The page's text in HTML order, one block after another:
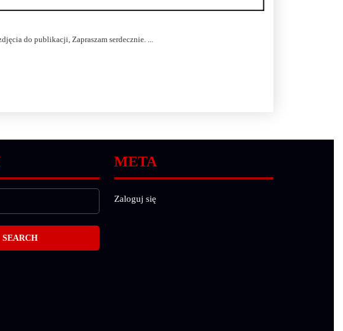
do publikacji, Zapraszam serdecznie. ...
META
Zaloguj się